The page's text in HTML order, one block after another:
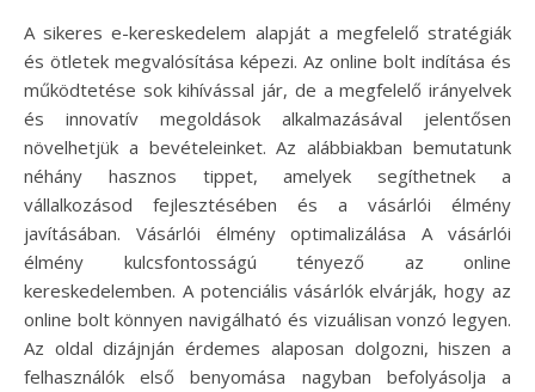
A sikeres e-kereskedelem alapját a megfelelő stratégiák
és ötletek megvalósítása képezi. Az online bolt indítása és
működtetése sok kihívással jár, de a megfelelő irányelvek
és innovatív megoldások alkalmazásával jelentősen
növelhetjük a bevételeinket. Az alábbiakban bemutatunk
néhány hasznos tippet, amelyek segíthetnek a
vállalkozásod fejlesztésében és a vásárlói élmény
javításában. Vásárlói élmény optimalizálása A vásárlói
élmény kulcsfontosságú tényező az online
kereskedelemben. A potenciális vásárlók elvárják, hogy az
online bolt könnyen navigálható és vizuálisan vonzó legyen.
Az oldal dizájnján érdemes alaposan dolgozni, hiszen a
felhasználók első benyomása nagyban befolyásolja a